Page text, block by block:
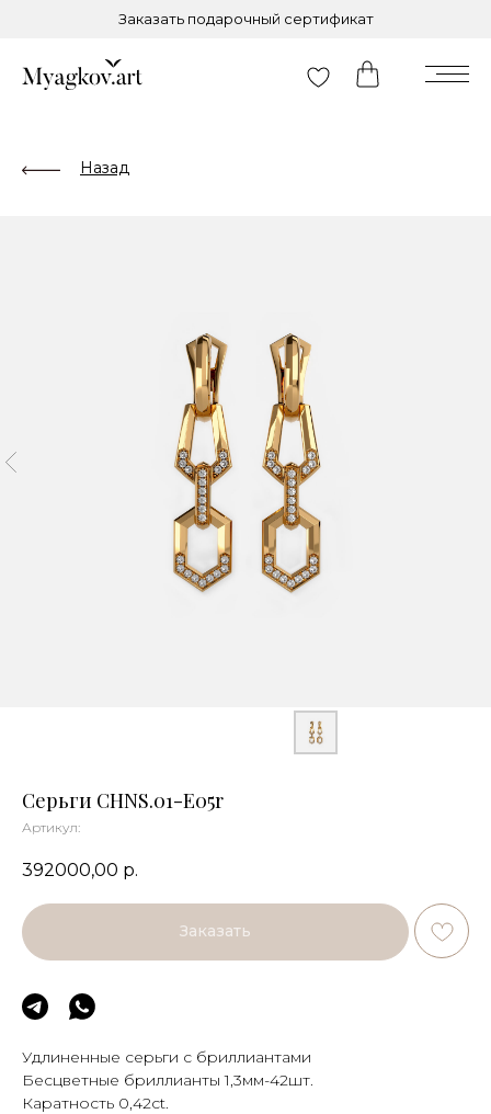
Заказать подарочный сертификат
Назад
Серьги CHNS.01-E05r
Артикул:
392000,00 р.
Заказать
Удлиненные серьги с бриллиантами
Бесцветные бриллианты 1,3мм-42шт.
Каратность 0,42сt.